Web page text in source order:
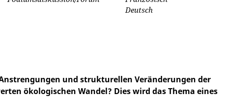
Deutsch
und strukturellen Veränderungen der
ökologischen Wandel? Dies wird das Thema eines